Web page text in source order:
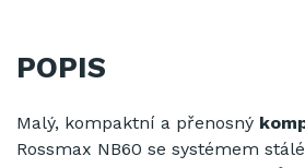
POPIS
Malý, kompaktní a přenosný
Rossmax NB60 se systémem